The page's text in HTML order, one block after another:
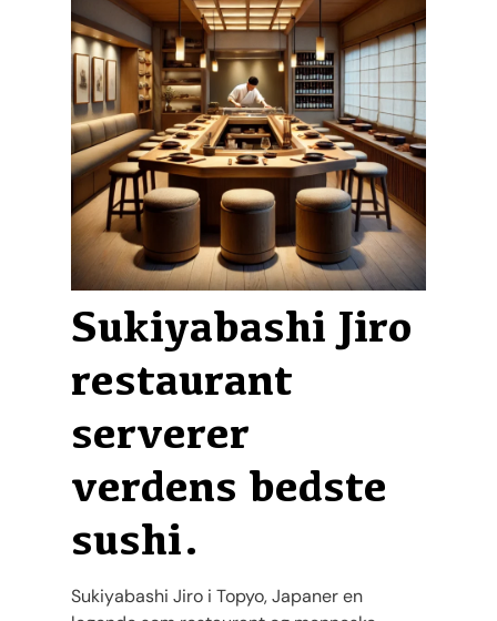
Sukiyabashi Jiro
restaurant
serverer
verdens bedste
sushi.
Sukiyabashi Jiro i Topyo, Japaner en